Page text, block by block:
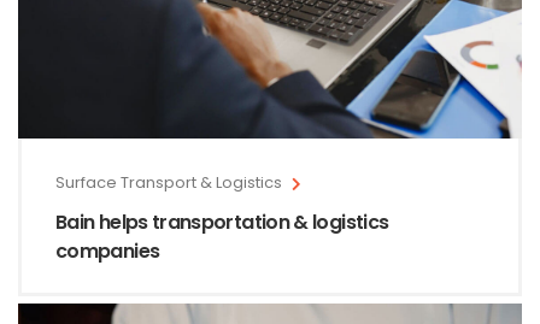
Surface Transport & Logistics
Bain helps transportation & logistics
companies